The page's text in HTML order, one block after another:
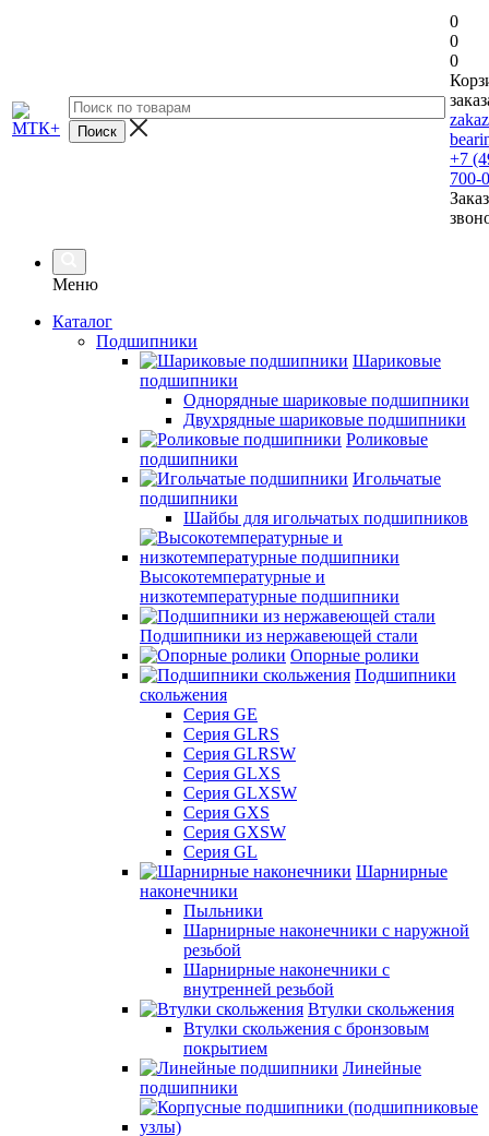
0
0
0
+7
700-
Меню
Каталог
Подшипники
Шариковые
подшипники
Однорядные шариковые подшипники
Двухрядные шариковые подшипники
Роликовые
подшипники
Игольчатые
подшипники
Шайбы для игольчатых подшипников
Высокотемпературные и
низкотемпературные подшипники
Подшипники из нержавеющей стали
Опорные ролики
Подшипники
скольжения
Серия GE
Серия GLRS
Серия GLRSW
Серия GLXS
Серия GLXSW
Серия GXS
Серия GXSW
Серия GL
Шарнирные
наконечники
Пыльники
Шарнирные наконечники с наружной
резьбой
Шарнирные наконечники с
внутренней резьбой
Втулки скольжения
Втулки скольжения с бронзовым
покрытием
Линейные
подшипники